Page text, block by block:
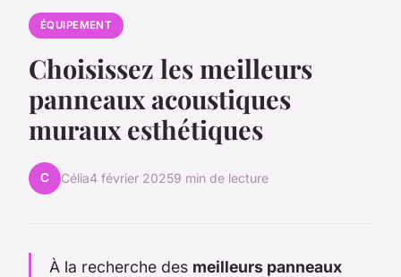
ÉQUIPEMENT
Choisissez les meilleurs
panneaux acoustiques
muraux esthétiques
C Célia4 février 20259 min de lecture
À la recherche des meilleurs panneaux